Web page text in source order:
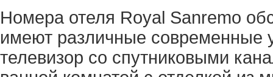
Номера отеля Royal Sanremo
имеют различные современные
телевизор со спутниковыми